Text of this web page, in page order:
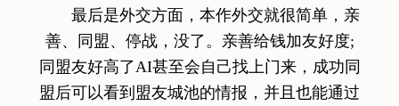
最后是外交方面，本作外交就很简单，亲
善、同盟、停战，没了。亲善给钱加友好度;
同盟友好高了AI甚至会自己找上门来，成功同
盟后可以看到盟友城池的情报，并且也能通过